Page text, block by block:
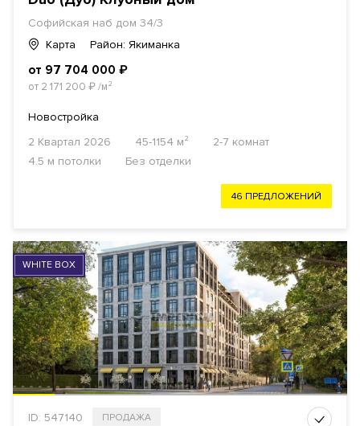
Софийская наб дом 34/3
Карта
Район: Якиманка
от 97 704 000 ₽
от 2 171 200 ₽/м²
Новостройка
2 Квартал 2026
45-1154 м²
2-7 комнат
4.5 м потолки
Без отделки
46 ПРЕДЛОЖЕНИЙ
WHITE BOX
ID: 547140 ПРОДАЖА